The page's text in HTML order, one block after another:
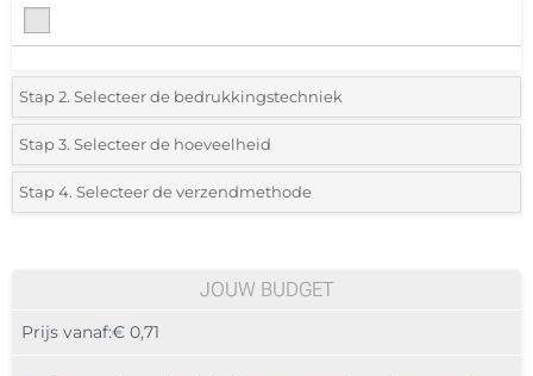
Stap 2. Selecteer de bedrukkingstechniek
*Selecteer de bedrukking en kleuren van het logo:
Full colour bedrukking (Rondom)
Stap 3. Selecteer de hoeveelheid
*Selecteer uit de lijst of voeg het gewenste aantal in
50
Stap 4. Selecteer de verzendmethode
JOUW BUDGET
Prijs vanaf:€ 0,71